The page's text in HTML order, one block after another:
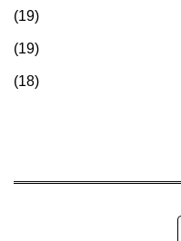
(19)
(19)
(18)